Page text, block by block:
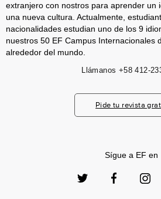
extranjero con nostros para aprender un
una nueva cultura. Actualmente,
nacionalidades estudian uno de los 9
nuestros 50 EF Campus Internacionales
alrededor del mundo.
Llámanos +58 412-
Pide tu revista
Sígue a EF en